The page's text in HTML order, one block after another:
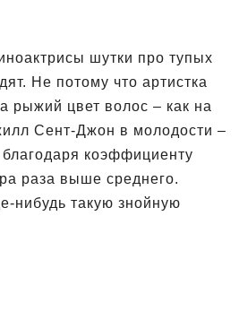
шутки про тупых
Не потому что артистка
рыжий цвет волос – как на
Сент-Джон в молодости –
коэффициенту
раза выше среднего.
нибудь такую знойную